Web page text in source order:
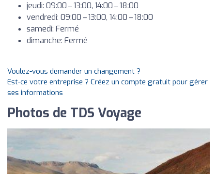
jeudi: 09:00 – 13:00, 14:00 – 18:00
vendredi: 09:00 – 13:00, 14:00 – 18:00
samedi: Fermé
dimanche: Fermé
Voulez-vous demander un changement ?
Est-ce votre entreprise ? Créez un compte gratuit pour gérer
ses informations
Photos de TDS Voyage